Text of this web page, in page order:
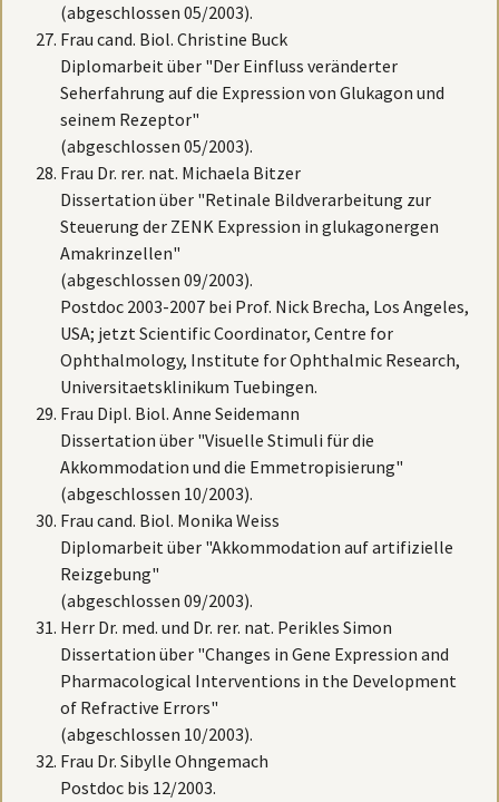
(abgeschlossen 05/2003).
Frau cand. Biol. Christine Buck
Diplomarbeit über "Der Einfluss veränderter
Seherfahrung auf die Expression von Glukagon und
seinem Rezeptor"
(abgeschlossen 05/2003).
Frau Dr. rer. nat. Michaela Bitzer
Dissertation über "Retinale Bildverarbeitung zur
Steuerung der ZENK Expression in glukagonergen
Amakrinzellen"
(abgeschlossen 09/2003).
Postdoc 2003-2007 bei Prof. Nick Brecha, Los Angeles,
USA; jetzt Scientific Coordinator, Centre for
Ophthalmology, Institute for Ophthalmic Research,
Universitaetsklinikum Tuebingen.
Frau Dipl. Biol. Anne Seidemann
Dissertation über "Visuelle Stimuli für die
Akkommodation und die Emmetropisierung"
(abgeschlossen 10/2003).
Frau cand. Biol. Monika Weiss
Diplomarbeit über "Akkommodation auf artifizielle
Reizgebung"
(abgeschlossen 09/2003).
Herr Dr. med. und Dr. rer. nat. Perikles Simon
Dissertation über "Changes in Gene Expression and
Pharmacological Interventions in the Development
of Refractive Errors"
(abgeschlossen 10/2003).
Frau Dr. Sibylle Ohngemach
Postdoc bis 12/2003.